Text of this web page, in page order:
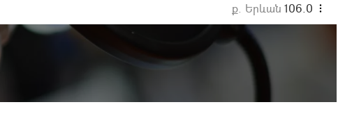
ք. Երևան 106.0